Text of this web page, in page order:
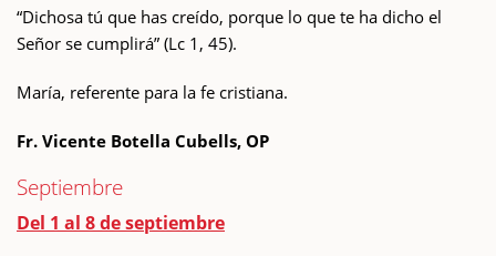
“Dichosa tú que has creído, porque lo que te ha dicho el
Señor se cumplirá” (Lc 1, 45).
María, referente para la fe cristiana.
Fr. Vicente Botella Cubells, OP
Septiembre
Del 1 al 8 de septiembre